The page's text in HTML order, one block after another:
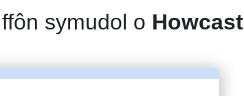
symudol o Howcast